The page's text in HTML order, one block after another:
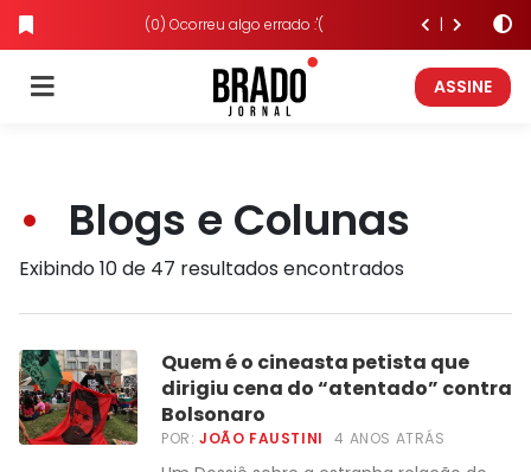
(0) Ocorreu algo errado :'(
ASSINE
Blogs e Colunas
Exibindo 10 de 47 resultados encontrados
Quem é o cineasta petista que
dirigiu cena do “atentado” contra
Bolsonaro
POR: JOÃO FAUSTINI 4 ANOS ATRÁS